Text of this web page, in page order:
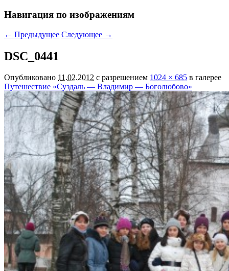
Навигация по изображениям
← Предыдущее Следующее →
DSC_0441
Опубликовано 11.02.2012 с разрешением 1024 × 685 в галерее
Путешествие «Суздаль — Владимир — Боголюбово»